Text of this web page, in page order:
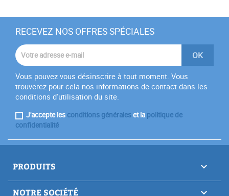
RECEVEZ NOS OFFRES SPÉCIALES
Vous pouvez vous désinscrire à tout moment. Vous
trouverez pour cela nos informations de contact dans les
conditions d'utilisation du site.
J'accepte les conditions généraleset lapolitique de
confidentialité
PRODUITS 
NOTRE SOCIÉTÉ 